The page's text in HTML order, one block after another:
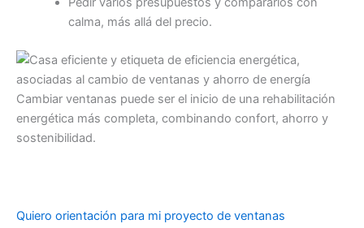
calma, más allá del precio.
Cambiar ventanas puede ser el inicio de una rehabilitación
energética más completa, combinando confort, ahorro y
sostenibilidad.
Quiero orientación para mi proyecto de ventanas